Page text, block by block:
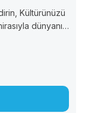
Kültürünüzü
dünyanın
Eğitimi
geliştirin